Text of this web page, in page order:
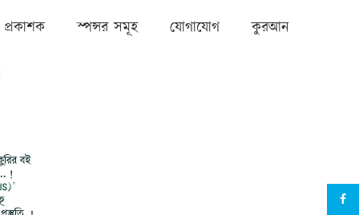
প্রকাশক স্পন্সর সমূহ যোগাযোগ কুরআন